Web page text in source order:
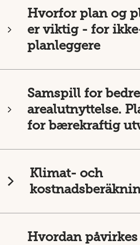
Hvorfor plan og
er viktig - for
planleggere
Samspill for bedre
arealutnyttelse.
for bærekraftig
Klimat- och
Hvordan påvirkes